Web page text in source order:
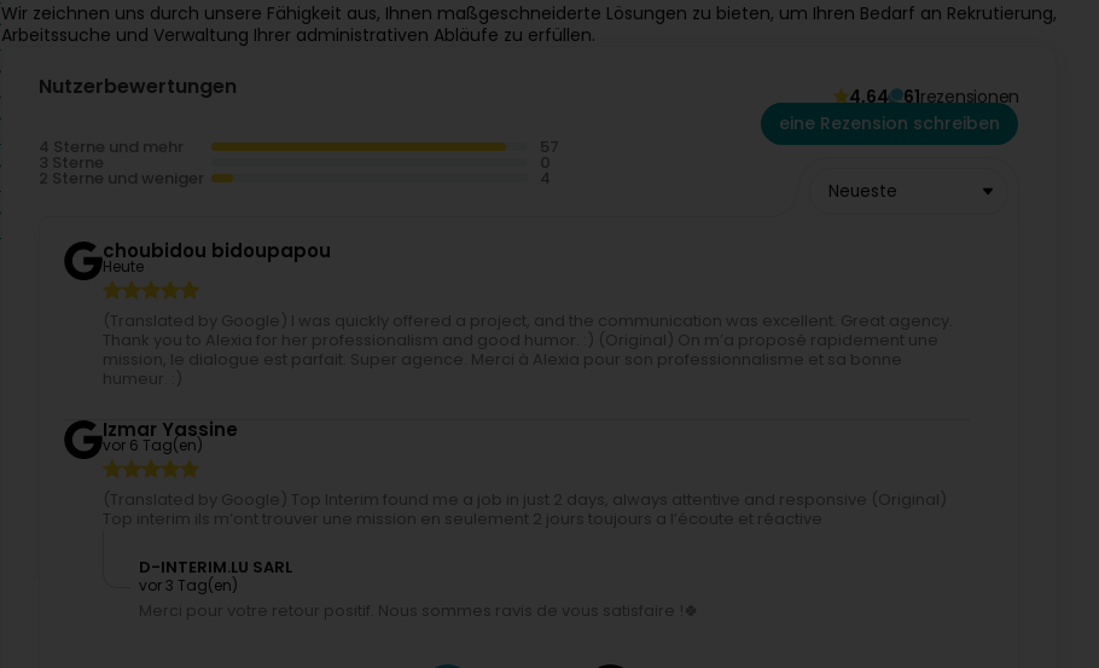
Wir zeichnen uns durch unsere Fähigkeit aus, Ihnen maßgeschneiderte Lösungen zu bieten, um Ihren Bedarf an Rekrutierung,
Arbeitssuche und Verwaltung Ihrer administrativen Abläufe zu erfüllen.
Nutzerbewertungen 4,64 61rezensionen
4 Sterne und mehr
3 Sterne
2 Sterne und weniger
eine Rezension schreiben
Neueste
choubidou bidoupapou
Heute
(Translated by Google) I was quickly offered a project, and the communication was excellent. Great agency.
Thank you to Alexia for her professionalism and good humor. :) (Original) On m’a proposé rapidement une
mission, le dialogue est parfait. Super agence. Merci à Alexia pour son professionnalisme et sa bonne
humeur. :)
Izmar Yassine
vor 6 Tag(en)
(Translated by Google) Top Interim found me a job in just 2 days, always attentive and responsive (Original)
Top interim ils m’ont trouver une mission en seulement 2 jours toujours a l’écoute et réactive
D-INTERIM.LU SARL
vor 3 Tag(en)
Merci pour votre retour positif. Nous sommes ravis de vous satisfaire !🍀